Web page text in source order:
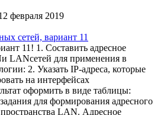
февраля 2019
сетей, вариант 11
11! 1. Составить адресное
LANсетей для применения в
2. Указать IP-адреса, которые
на интерфейсах
оформить в виде таблицы:
для формирования адресного
LAN. Адресное